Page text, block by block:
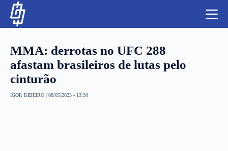
MMA: derrotas no UFC 288
afastam brasileiros de lutas pelo
cinturão
IGOR RIBEIRO | 08/05/2023 - 13:30